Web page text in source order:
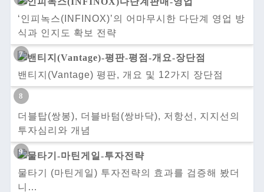
‘인피녹스(INFINOX)’의 어마무시한 다단계 영업 방
식과 인지도 확보 전략
밴티지(Vantage) 평판, 개요 및 12가지 장단점
더블탑(쌍봉), 더블바텀(쌍바닥), 저항선, 지지선의
투자심리와 개념
물타기 (마틴게일) 투자전략의 효과를 검증해 봤더
니…